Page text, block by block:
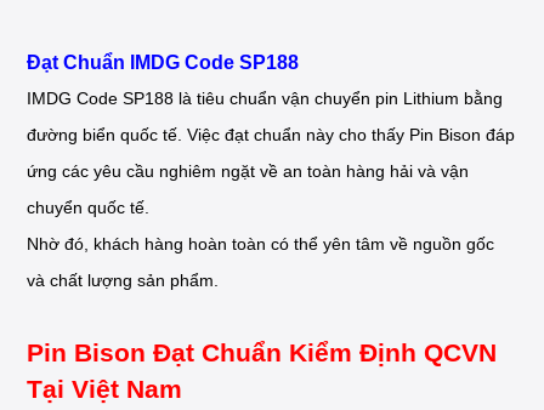
Đạt Chuẩn IMDG Code SP188
IMDG Code SP188 là tiêu chuẩn vận chuyển pin Lithium bằng
đường biển quốc tế. Việc đạt chuẩn này cho thấy Pin Bison đáp
ứng các yêu cầu nghiêm ngặt về an toàn hàng hải và vận
chuyển quốc tế.
Nhờ đó, khách hàng hoàn toàn có thể yên tâm về nguồn gốc
và chất lượng sản phẩm.
Pin Bison Đạt Chuẩn Kiểm Định QCVN
Tại Việt Nam